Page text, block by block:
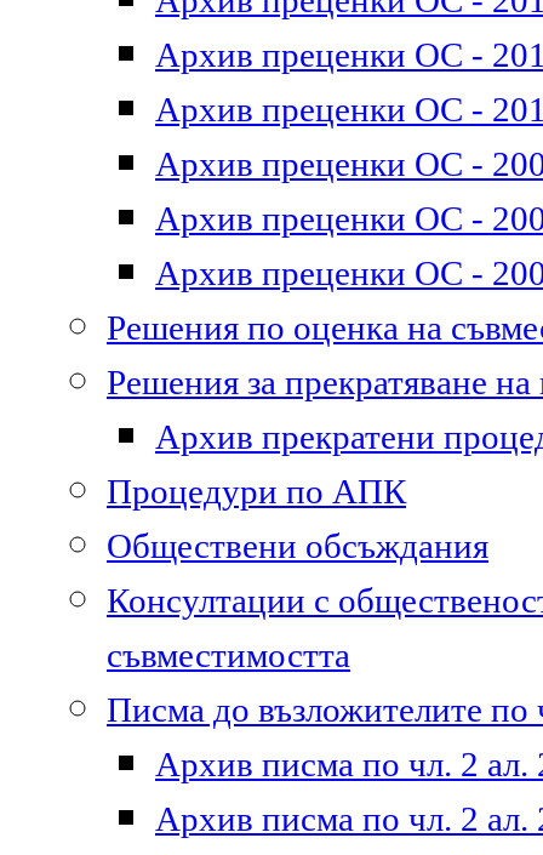
Архив преценки ОС -
Архив преценки ОС -
Архив преценки ОС -
Архив преценки ОС -
Архив преценки ОС -
Решения по оценка на
Решения за прекратяване
Архив прекратени
Процедури по АПК
Обществени обсъждания
Консултации с
съвместимостта
Писма до възложителите по
Архив писма по чл. 2 ал.
Архив писма по чл. 2 ал.